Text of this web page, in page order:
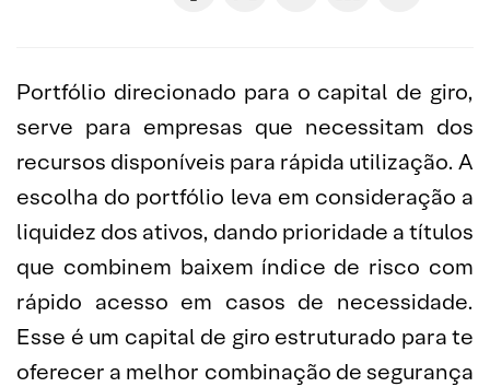
Portfólio direcionado para o capital de giro,
serve para empresas que necessitam dos
recursos disponíveis para rápida utilização. A
escolha do portfólio leva em consideração a
liquidez dos ativos, dando prioridade a títulos
que combinem baixem índice de risco com
rápido acesso em casos de necessidade.
Esse é um capital de giro estruturado para te
oferecer a melhor combinação de segurança